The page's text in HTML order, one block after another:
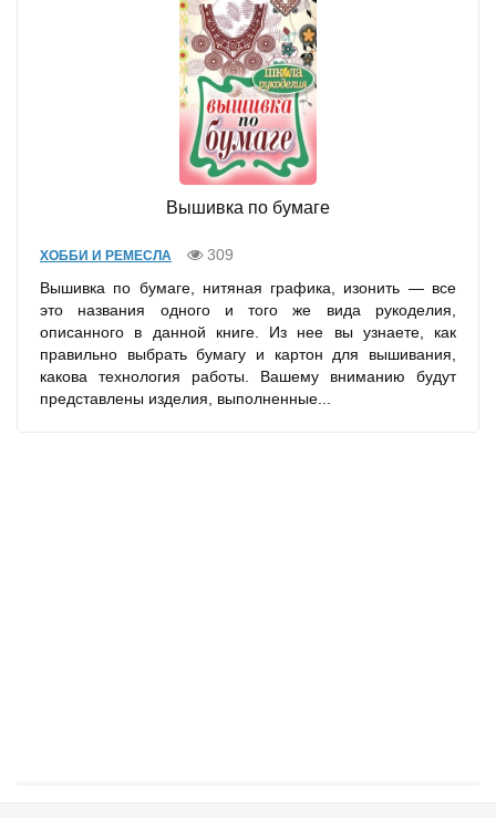
Вышивка по бумаге
ХОББИ И РЕМЕСЛА
309
Вышивка по бумаге, нитяная графика, изонить — все
это названия одного и того же вида рукоделия,
описанного в данной книге. Из нее вы узнаете, как
правильно выбрать бумагу и картон для вышивания,
какова технология работы. Вашему вниманию будут
представлены изделия, выполненные...